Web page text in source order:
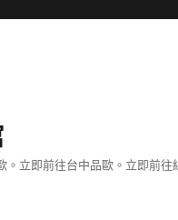
立即前往台中品歐。立即前